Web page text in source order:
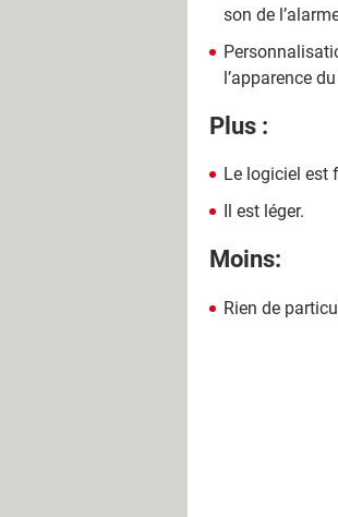
son de
l’apparence
Plus :
Le logiciel est
Il est léger.
Moins:
Rien de